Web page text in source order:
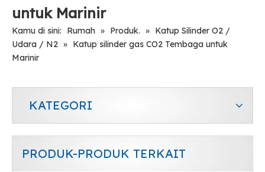
untuk Marinir
Kamu di sini: Rumah » Produk. » Katup Silinder O2 /
Udara / N2 » Katup silinder gas CO2 Tembaga untuk
Marinir
KATEGORI
PRODUK-PRODUK TERKAIT
Katup Silinder Gas Oksigen Tipe Flap Kuningan yang Dapat Dipindahkan